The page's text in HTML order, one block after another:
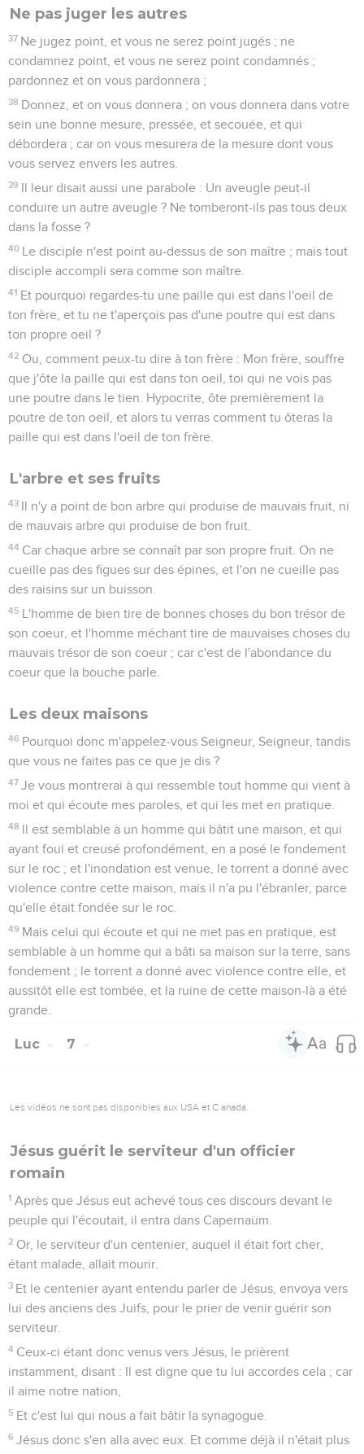
Ne pas juger les autres
37 Ne jugez point, et vous ne serez point jugés ; ne
condamnez point, et vous ne serez point condamnés ;
pardonnez et on vous pardonnera ;
38 Donnez, et on vous donnera ; on vous donnera dans votre
sein une bonne mesure, pressée, et secouée, et qui
débordera ; car on vous mesurera de la mesure dont vous
vous servez envers les autres.
39 Il leur disait aussi une parabole : Un aveugle peut-il
conduire un autre aveugle ? Ne tomberont-ils pas tous deux
dans la fosse ?
40 Le disciple n'est point au-dessus de son maître ; mais tout
disciple accompli sera comme son maître.
41 Et pourquoi regardes-tu une paille qui est dans l'oeil de
ton frère, et tu ne t'aperçois pas d'une poutre qui est dans
ton propre oeil ?
42 Ou, comment peux-tu dire à ton frère : Mon frère, souffre
que j'ôte la paille qui est dans ton oeil, toi qui ne vois pas
une poutre dans le tien. Hypocrite, ôte premièrement la
poutre de ton oeil, et alors tu verras comment tu ôteras la
paille qui est dans l'oeil de ton frère.
L'arbre et ses fruits
43 Il n'y a point de bon arbre qui produise de mauvais fruit, ni
de mauvais arbre qui produise de bon fruit.
44 Car chaque arbre se connaît par son propre fruit. On ne
cueille pas des figues sur des épines, et l'on ne cueille pas
des raisins sur un buisson.
45 L'homme de bien tire de bonnes choses du bon trésor de
son coeur, et l'homme méchant tire de mauvaises choses du
mauvais trésor de son coeur ; car c'est de l'abondance du
coeur que la bouche parle.
Les deux maisons
46 Pourquoi donc m'appelez-vous Seigneur, Seigneur, tandis
que vous ne faites pas ce que je dis ?
47 Je vous montrerai à qui ressemble tout homme qui vient à
moi et qui écoute mes paroles, et qui les met en pratique.
48 ll est semblable à un homme qui bâtit une maison, et qui
ayant foui et creusé profondément, en a posé le fondement
sur le roc ; et l'inondation est venue, le torrent a donné avec
violence contre cette maison, mais il n'a pu l'ébranler, parce
qu'elle était fondée sur le roc.
49 Mais celui qui écoute et qui ne met pas en pratique, est
semblable à un homme qui a bâti sa maison sur la terre, sans
fondement ; le torrent a donné avec violence contre elle, et
aussitôt elle est tombée, et la ruine de cette maison-là a été
grande.
Luc 7
Les vidéos ne sont pas disponibles aux USA et C anada.
Jésus guérit le serviteur d'un officier
romain
1 Après que Jésus eut achevé tous ces discours devant le
peuple qui l'écoutait, il entra dans Capernaüm.
2 Or, le serviteur d'un centenier, auquel il était fort cher,
étant malade, allait mourir.
3 Et le centenier ayant entendu parler de Jésus, envoya vers
lui des anciens des Juifs, pour le prier de venir guérir son
serviteur.
4 Ceux-ci étant donc venus vers Jésus, le prièrent
instamment, disant : Il est digne que tu lui accordes cela ; car
il aime notre nation,
5 Et c'est lui qui nous a fait bâtir la synagogue.
6 Jésus donc s'en alla avec eux. Et comme déjà il n'était plus